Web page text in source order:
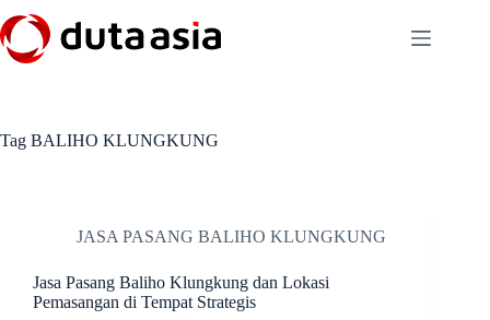
to
content
Tag BALIHO KLUNGKUNG
JASA PASANG BALIHO KLUNGKUNG
Jasa Pasang Baliho Klungkung dan Lokasi
Pemasangan di Tempat Strategis